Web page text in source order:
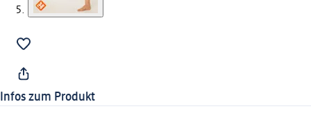
Infos zum Produkt